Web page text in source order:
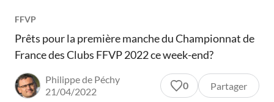
FFVP
Prêts pour la première manche du Championnat de
France des Clubs FFVP 2022 ce week-end?
Philippe de Péchy
21/04/2022
0 Partager